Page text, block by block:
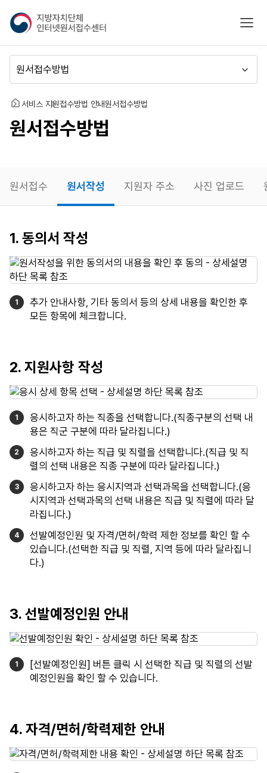
지
방
자
치
단
체
인
넷
원
수
센
터
모바
뉴
동
홈 서비스 지원접수방법 안내원서접수방법
원서접수방법
원서접수 원서작성 지원자 주소 사진 업로드
원서작성
1. 동의서 작성
추가 안내사항, 기타 동의서 등의 상세 내용을 확인한 후
모든 항목에 체크합니다.
2. 지원사항 작성
응시하고자 하는 직종을 선택합니다.(직종구분의 선택 내
용은 직군 구분에 따라 달라집니다.)
응시하고자 하는 직급 및 직렬을 선택합니다.(직급 및 직
렬의 선택 내용은 직종 구분에 따라 달라집니다.)
응시하고자 하는 응시지역과 선택과목을 선택합니다.(응
시지역과 선택과목의 선택 내용은 직급 및 직렬에 따라 달
라집니다.)
선발예정인원 및 자격/면허/학력 제한 정보를 확인 할 수
있습니다.(선택한 직급 및 직렬, 지역 등에 따라 달라집니
다.)
3. 선발예정인원 안내
[선발예정인원] 버튼 클릭 시 선택한 직급 및 직렬의 선발
예정인원을 확인 할 수 있습니다.
4. 자격/면허/학력제한 안내